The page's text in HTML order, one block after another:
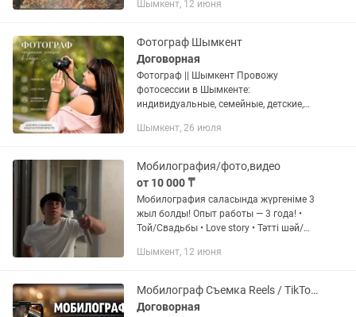
рeкламы, клипов; - Съeмки
Съемки с воздуха...
Шымкент, 12 июня
Фотограф Шымкент
Договорная
Фотограф || Шымкент Провожу
фотосессии в Шымкенте:
индивидуальные, семейные, детские,
съёмки мероприятий и школьные
последние...
Шымкент, 26 июля
Мобилография/фото,видео
от 10 000 ₸
Мобилография саласында жүргеніме 3
жыл болды! Опыт работы — 3 года! •
Той/Свадьбы • Love story • Тәтті шәй/
сьёмка
Шымкент, 12 июня
Мобилограф Съемка Reels / TikTok для бизнеса Видео для Instagram
Договорная